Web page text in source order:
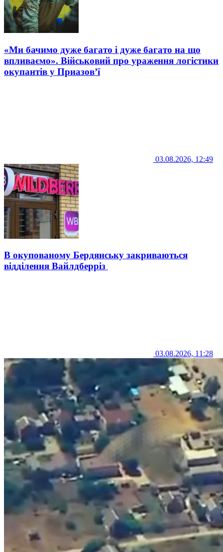
«Ми бачимо дуже багато і дуже багато на що
впливаємо». Військовий про ураження логістики
окупантів у Приазов’ї
03.08.2026, 12:49
В окупованому Бердянську закриваються
відділення Вайлдберріз
03.08.2026, 11:28